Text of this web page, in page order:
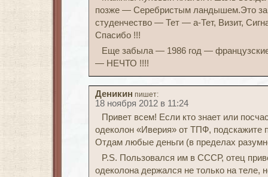
позже — Серебристым ландышем.Это
студенчество — Тет — а-Тет, Визит,
Спасибо !!!
Еще забыла — 1986 год —
— НЕЧТО !!!!
Деникин пишет:
18 ноября 2012 в 11:24
Привет всем! Если кто знает или
одеколон «Иверия» от ТПФ, подскажите
Отдам любые деньги (в пределах
P.S. Пользовался им в СССР, отец
одеколона держался не только на теле,